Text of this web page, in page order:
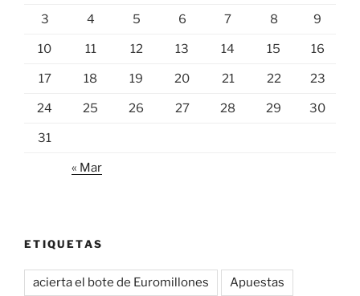
3 4 5 6 7 8 9
10 11 12 13 14 15 16
17 18 19 20 21 22 23
24 25 26 27 28 29 30
31
« Mar
ETIQUETAS
acierta el bote de Euromillones Apuestas